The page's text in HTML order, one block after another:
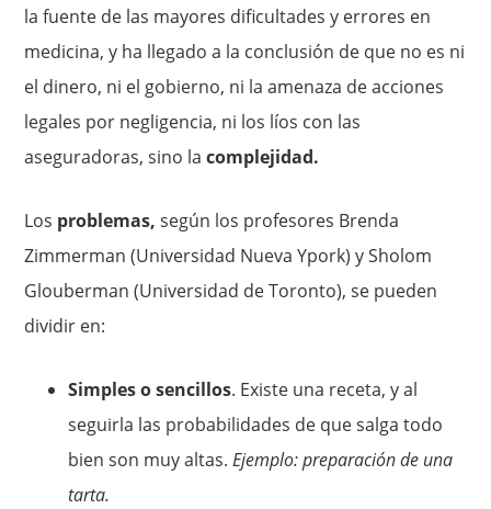
la fuente de las mayores dificultades y errores en
medicina, y ha llegado a la conclusión de que no es ni
el dinero, ni el gobierno, ni la amenaza de acciones
legales por negligencia, ni los líos con las
aseguradoras, sino lacomplejidad.
Los problemas,según los profesores Brenda
Zimmerman (Universidad Nueva Ypork) y Sholom
Glouberman (Universidad de Toronto), se pueden
dividir en:
Simples o sencillos. Existe una receta, y al
seguirla las probabilidades de que salga todo
bien son muy altas.Ejemplo: preparación de una
tarta.